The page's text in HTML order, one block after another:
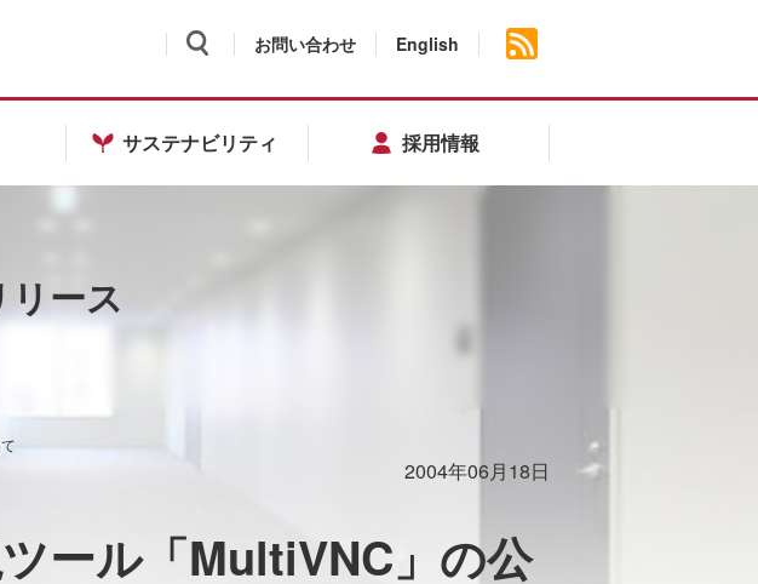
お問い合わせ English
サステナビリティ 採用情報
ース
2004年06月18日
ール「MultiVNC」の公